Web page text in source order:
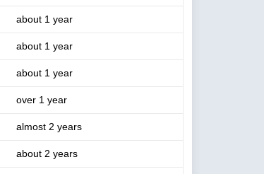
about 1 year
about 1 year
about 1 year
over 1 year
almost 2 years
about 2 years